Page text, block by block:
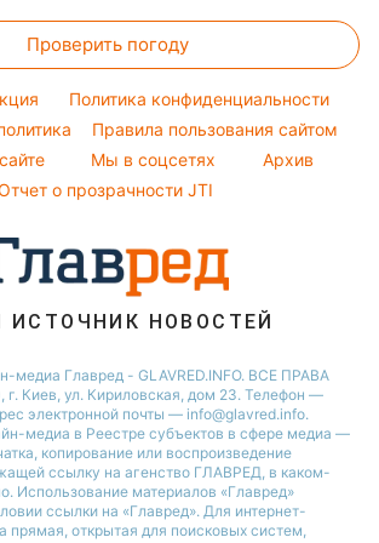
Тана
Проверить погоду
Политика конфиденциальности
Правила пользования сайтом
Мы в соцсетях
Архив
о прозрачности JTI
ИСТОЧНИК НОВОСТЕЙ
медиа Главред - GLAVRED.INFO. ВСЕ ПРАВА
Киев, ул. Кириловская, дом 23. Телефон —
электронной почты — info@glavred.info.
медиа в Реестре cубъектов в сфере медиа —
копирование или воспроизведение
ссылку на агенство ГЛАВРЕД, в каком-
Использование материалов «Главред»
ссылки на «Главред». Для интернет-
прямая, открытая для поисковых систем,